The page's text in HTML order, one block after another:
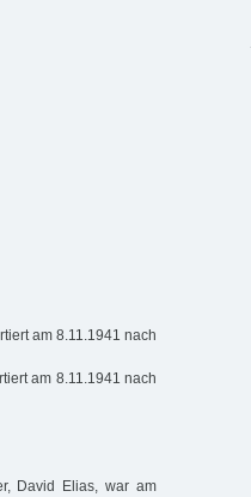
am 8.11.1941 nach
am 8.11.1941 nach
David Elias, war am